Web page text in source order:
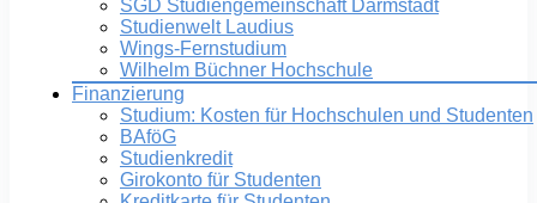
SGD Studiengemeinschaft Darmstadt
Studienwelt Laudius
Wings-Fernstudium
Wilhelm Büchner Hochschule
Finanzierung
Studium: Kosten für Hochschulen und Studenten
BAföG
Studienkredit
Girokonto für Studenten